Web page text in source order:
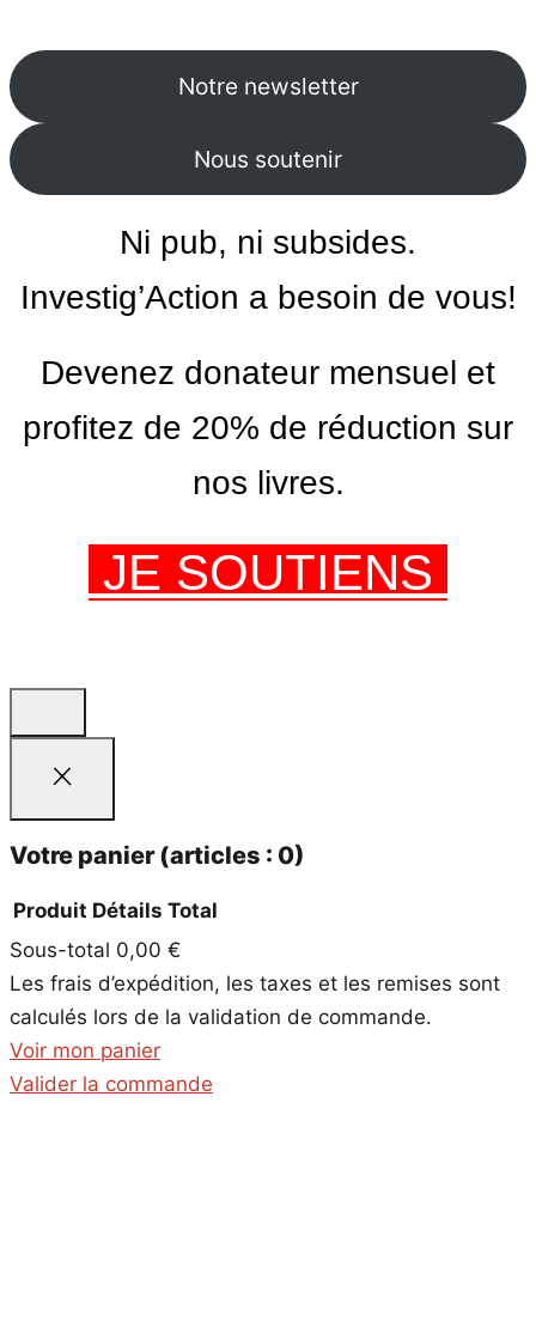
Notre newsletter
Nous soutenir
Ni pub, ni subsides.
Investig’Action a besoin de vous!
Devenez donateur mensuel et
profitez de 20% de réduction sur
nos livres.
JE SOUTIENS
Votre panier (articles : 0)
Produits
dans
le
panier
Produit Détails Total
Sous-total 0,00 €
Les frais d’expédition, les taxes et les remises sont
calculés lors de la validation de commande.
Voir mon panier
Valider la commande